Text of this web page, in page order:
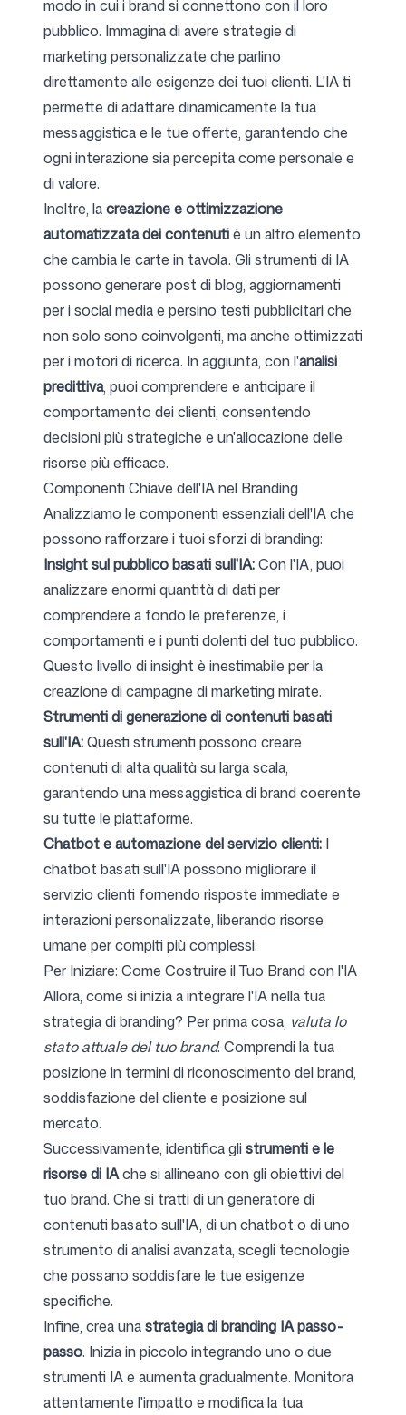
Contatti
Accedi Registrati
Seguici
modo in cui i brand si connettono con il loro
pubblico. Immagina di avere strategie di
marketing personalizzate che parlino
direttamente alle esigenze dei tuoi clienti. L'IA ti
permette di adattare dinamicamente la tua
messaggistica e le tue offerte, garantendo che
ogni interazione sia percepita come personale e
di valore.
Inoltre, lacreazione e ottimizzazione
automatizzata dei contenutiè un altro elemento
che cambia le carte in tavola. Gli strumenti di IA
possono generare post di blog, aggiornamenti
per i social media e persino testi pubblicitari che
non solo sono coinvolgenti, ma anche ottimizzati
per i motori di ricerca. In aggiunta, con l'analisi
predittiva, puoi comprendere e anticipare il
comportamento dei clienti, consentendo
decisioni più strategiche e un'allocazione delle
risorse più efficace.
Componenti Chiave dell'IA nel Branding
Analizziamo le componenti essenziali dell'IA che
possono rafforzare i tuoi sforzi di branding:
Insight sul pubblico basati sull'IA:Con l'IA, puoi
analizzare enormi quantità di dati per
comprendere a fondo le preferenze, i
comportamenti e i punti dolenti del tuo pubblico.
Questo livello di insight è inestimabile per la
creazione di campagne di marketing mirate.
Strumenti di generazione di contenuti basati
sull'IA:Questi strumenti possono creare
contenuti di alta qualità su larga scala,
garantendo una messaggistica di brand coerente
su tutte le piattaforme.
Chatbot e automazione del servizio clienti: I
chatbot basati sull'IA possono migliorare il
servizio clienti fornendo risposte immediate e
interazioni personalizzate, liberando risorse
umane per compiti più complessi.
Per Iniziare: Come Costruire il Tuo Brand con l'IA
Allora, come si inizia a integrare l'IA nella tua
strategia di branding? Per prima cosa, valuta lo
stato attuale del tuo brand. Comprendi la tua
posizione in termini di riconoscimento del brand,
soddisfazione del cliente e posizione sul
mercato.
Successivamente, identifica glistrumenti e le
risorse di IAche si allineano con gli obiettivi del
tuo brand. Che si tratti di un generatore di
contenuti basato sull'IA, di un chatbot o di uno
strumento di analisi avanzata, scegli tecnologie
che possano soddisfare le tue esigenze
specifiche.
Infine, crea unastrategia di branding IA passo-
passo. Inizia in piccolo integrando uno o due
strumenti IA e aumenta gradualmente. Monitora
attentamente l'impatto e modifica la tua